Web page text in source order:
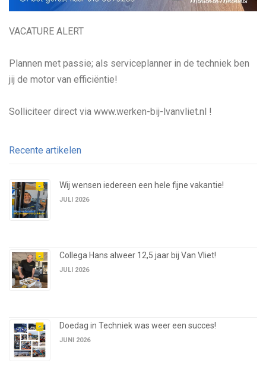
VACATURE ALERT
Plannen met passie; als serviceplanner in de techniek ben
jij de motor van efficiëntie!
Solliciteer direct via www.werken-bij-lvanvliet.nl !
Recente artikelen
Wij wensen iedereen een hele fijne vakantie!
JULI 2026
Collega Hans alweer 12,5 jaar bij Van Vliet!
JULI 2026
Doedag in Techniek was weer een succes!
JUNI 2026